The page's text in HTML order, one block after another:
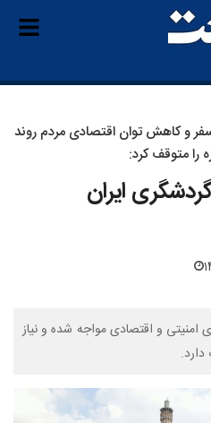
و کاهش توان اقتصادی مردم روند
ایران
و اقتصادی مواجه شده و نیاز
دارد.